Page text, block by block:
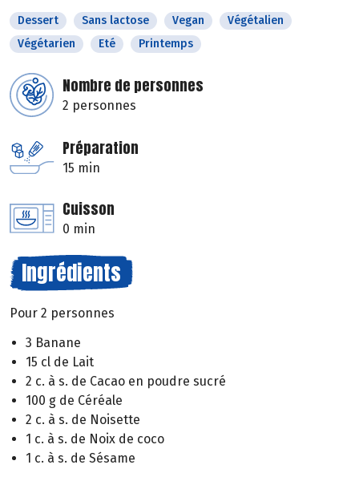
Dessert Sans lactose Vegan
Végétalien
Végétarien
Eté Printemps
Nombre de personnes
2 personnes
Préparation
15 min
Cuisson
0 min
Ingrédients
Pour 2 personnes
3 Banane
15 cl de Lait
2 c. à s. de Cacao en poudre sucré
100 g de Céréale
2 c. à s. de Noisette
1 c. à s. de Noix de coco
1 c. à s. de Sésame